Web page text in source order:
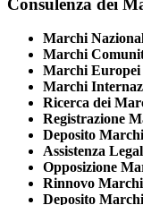
Marchi
Marchi
Marchi Europei
Marchi
Ricerca dei
Registrazione
Deposito Marchi
Assistenza
Opposizione
Rinnovo Marchi
Deposito